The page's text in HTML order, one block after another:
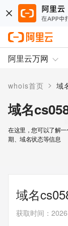
阿里云万网
whois首页 > 域
域名
在这里，您可以了解
期、域名状态等信息
域名
获取时间 ：